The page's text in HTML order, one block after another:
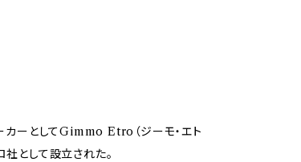
カーとしてGimmo Etro（ジーモ・エト
社として設立された。